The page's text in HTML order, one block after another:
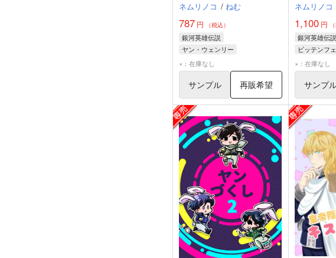
ネムリノコ / ねむ
787 円 （税込）
銀河英雄伝説
ヤン・ウェンリー
×：在庫なし
サンプル 再販希望
ネムリノコ
1,100円
銀河英雄伝説
ビッテンフ
×：在庫なし
サンプ